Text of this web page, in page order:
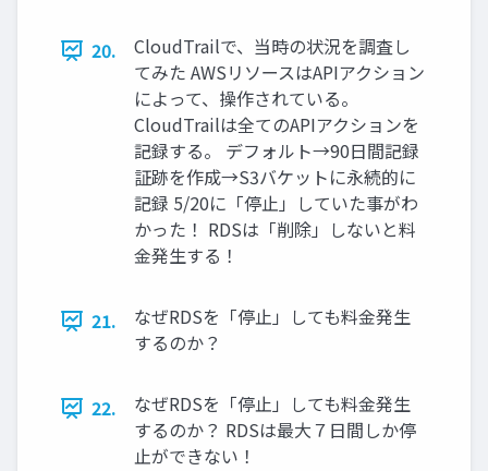
20.
CloudTrailで、当時の状況を調査し
てみた AWSリソースはAPIアクション
によって、操作されている。
CloudTrailは全てのAPIアクションを
記録する。 デフォルト→90日間記録
証跡を作成→S3バケットに永続的に
記録 5/20に「停止」していた事がわ
かった！ RDSは「削除」しないと料
金発生する！
21.
なぜRDSを「停止」しても料金発生
するのか？
22.
なぜRDSを「停止」しても料金発生
するのか？ RDSは最大７日間しか停
止ができない！